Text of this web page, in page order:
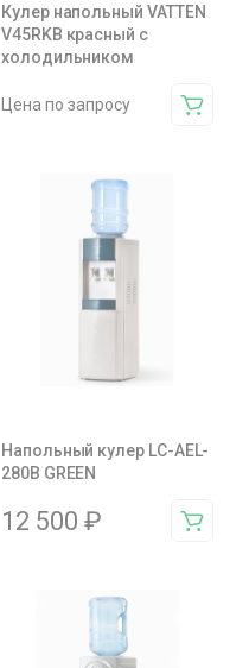
Кулер напольный VATTEN
V45RKB красный с
холодильником
Цена по запросу
Напольный кулер LC-AEL-
280B GREEN
12 500 ₽